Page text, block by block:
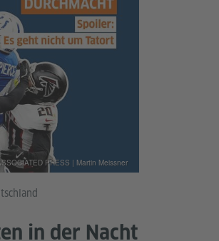
in der Nacht
PRESS | Martin Meissner